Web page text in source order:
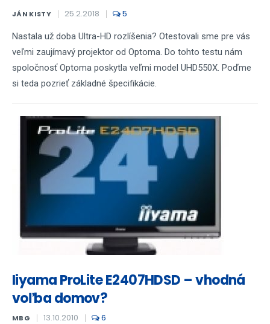
JÁN KISTY 25.2.2018 5
Nastala už doba Ultra-HD rozlíšenia? Otestovali sme pre vás
veľmi zaujímavý projektor od Optoma. Do tohto testu nám
spoločnosť Optoma poskytla veľmi model UHD550X. Poďme
si teda pozrieť základné špecifikácie.
Iiyama ProLite E2407HDSD – vhodná
voľba domov?
MBG 13.10.2010 6